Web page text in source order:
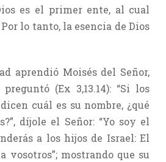
es el primer ente, al cual
lo tanto, la esencia de Dios
aprendió Moisés del Señor,
(Ex 3,13.14): “Si los
cuál es su nombre, ¿qué
díjole el Señor: “Yo soy el
a los hijos de Israel: El
vosotros”; mostrando que su